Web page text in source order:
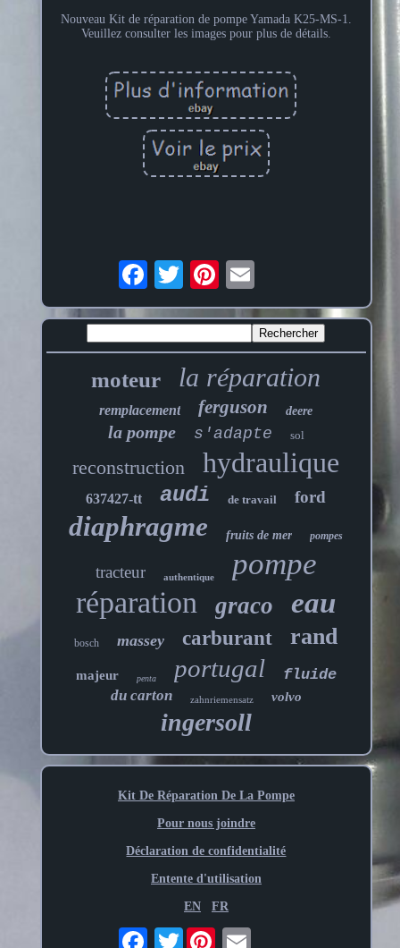
Nouveau Kit de réparation de pompe Yamada K25-MS-1.
Veuillez consulter les images pour plus de détails.
moteur la réparation
remplacement ferguson deere
la pompe s'adapte sol
reconstruction hydraulique
637427-tt audi de travail ford
diaphragme fruits de mer pompes
tracteur authentique pompe
réparation graco eau
bosch massey carburant rand
majeur penta portugal
fluide
du carton
zahnriemensatz volvo
ingersoll
Kit De Réparation De La Pompe
Pour nous joindre
Déclaration de confidentialité
Entente d'utilisation
EN FR
Twitter